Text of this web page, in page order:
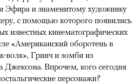
Эфира и знаменитому художнику
с помощью которого появились
известных кинематографических
«Американский оборотень в
волк», Гринч и зомби из
Джексона. Впрочем, кого сегодня
персонажи?